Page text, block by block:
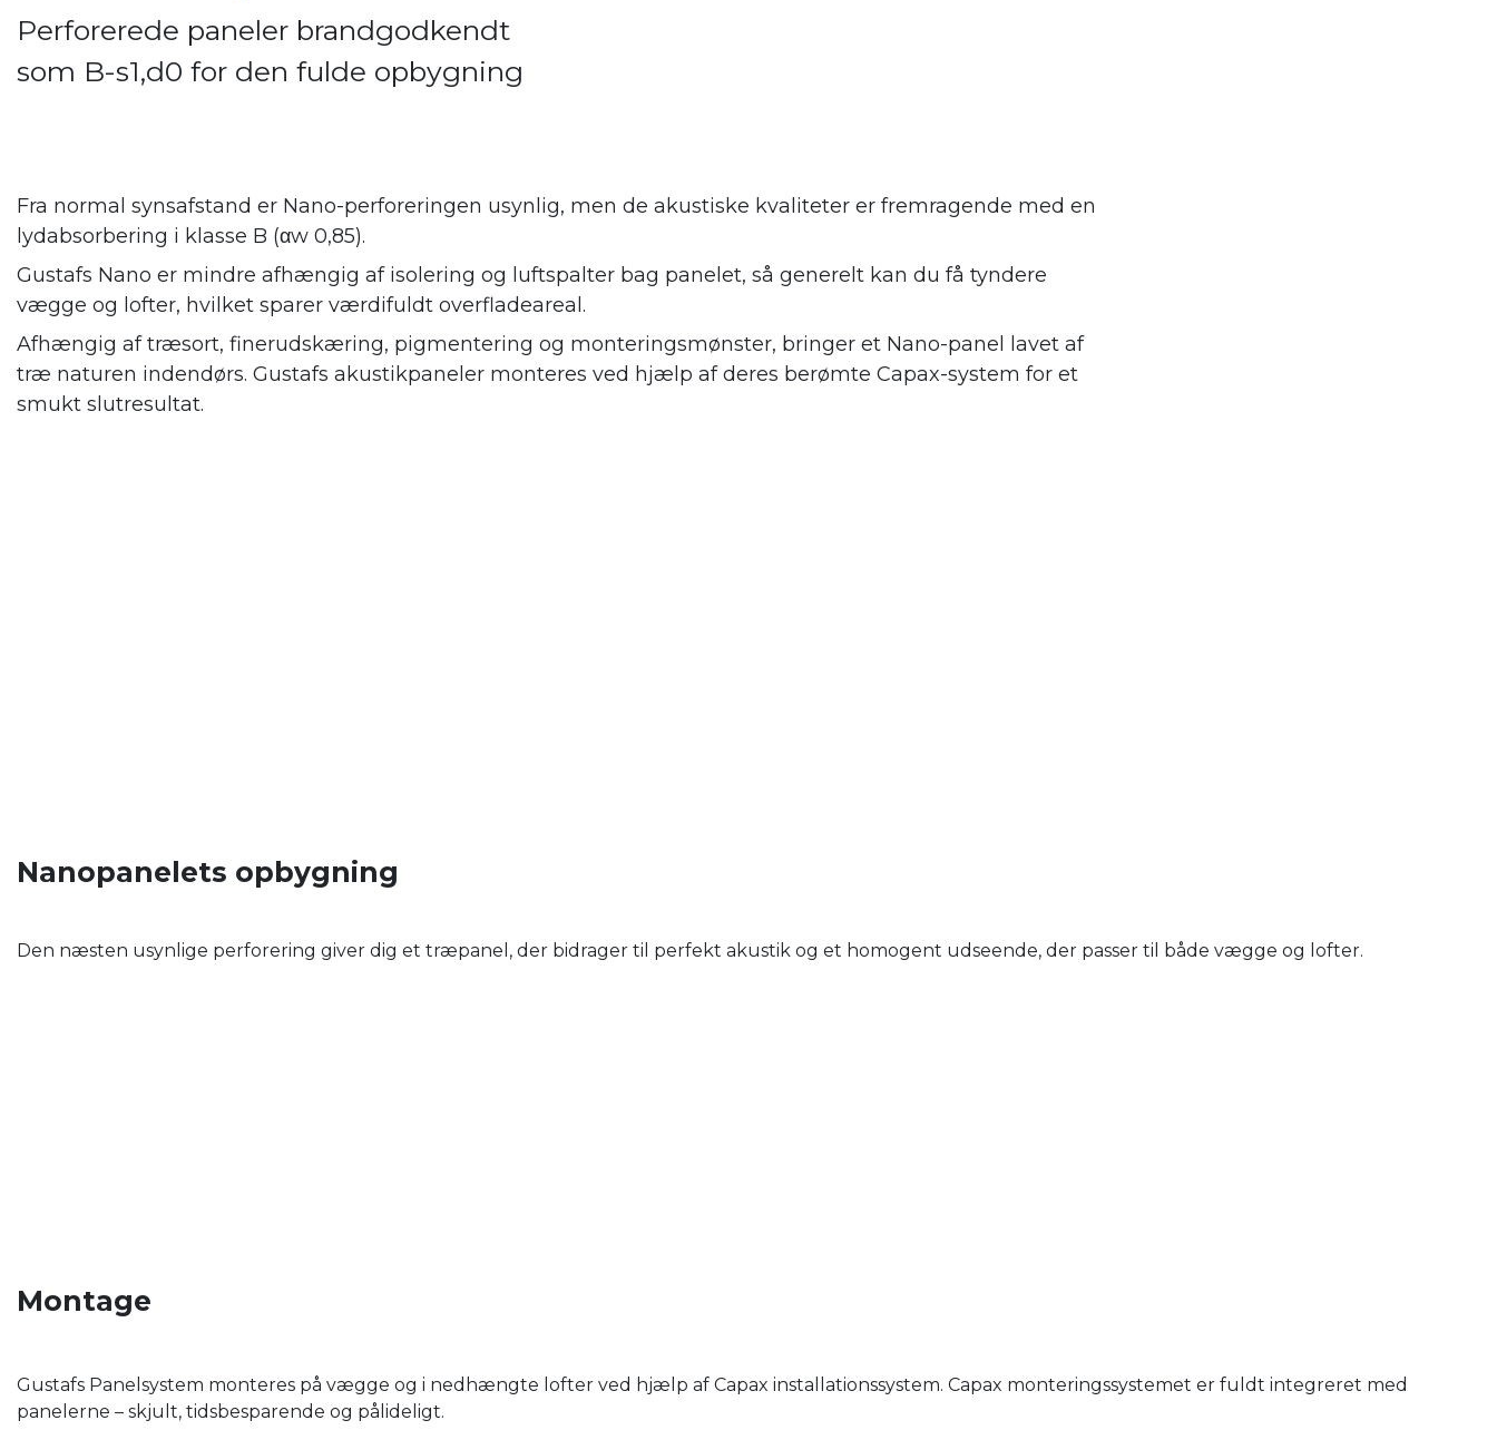
Perforerede paneler brandgodkendt
som B-s1,d0 for den fulde opbygning
Fra normal synsafstand er Nano-perforeringen usynlig, men de akustiske kvaliteter er fremragende med en
lydabsorbering i klasse B (αw 0,85).
Gustafs Nano er mindre afhængig af isolering og luftspalter bag panelet, så generelt kan du få tyndere
vægge og lofter, hvilket sparer værdifuldt overfladeareal.
Afhængig af træsort, finerudskæring, pigmentering og monteringsmønster, bringer et Nano-panel lavet af
træ naturen indendørs. Gustafs akustikpaneler monteres ved hjælp af deres berømte Capax-system for et
smukt slutresultat.
Nanopanelets opbygning
Den næsten usynlige perforering giver dig et træpanel, der bidrager til perfekt akustik og et homogent udseende, der passer til både vægge og lofter.
Montage
Gustafs Panelsystem monteres på vægge og i nedhængte lofter ved hjælp af Capax installationssystem. Capax monteringssystemet er fuldt integreret med
panelerne – skjult, tidsbesparende og pålideligt.